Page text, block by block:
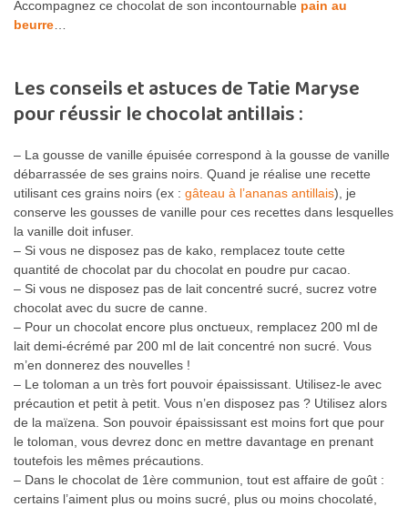
Accompagnez ce chocolat de son incontournable pain au
beurre
Les conseils et astuces de Tatie Maryse
pour réussir le chocolat antillais :
– La gousse de vanille épuisée correspond à la gousse de vanille
débarrassée de ses grains noirs. Quand je réalise une recette
utilisant ces grains noirs (ex : gâteau à l’ananas antillais), je
conserve les gousses de vanille pour ces recettes dans lesquelles
la vanille doit infuser.
– Si vous ne disposez pas de kako, remplacez toute cette
quantité de chocolat par du chocolat en poudre pur cacao.
– Si vous ne disposez pas de lait concentré sucré, sucrez votre
chocolat avec du sucre de canne.
– Pour un chocolat encore plus onctueux, remplacez 200 ml de
lait demi-écrémé par 200 ml de lait concentré non sucré. Vous
m’en donnerez des nouvelles !
– Le toloman a un très fort pouvoir épaississant. Utilisez-le avec
précaution et petit à petit. Vous n’en disposez pas ? Utilisez alors
de la maïzena. Son pouvoir épaississant est moins fort que pour
le toloman, vous devrez donc en mettre davantage en prenant
toutefois les mêmes précautions.
– Dans le chocolat de 1ère communion, tout est affaire de goût :
certains l’aiment plus ou moins sucré, plus ou moins chocolaté,